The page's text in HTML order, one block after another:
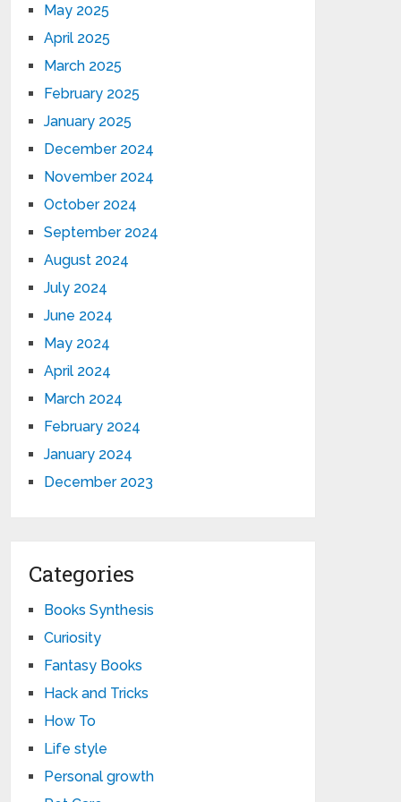
May 2025
April 2025
March 2025
February 2025
January 2025
December 2024
November 2024
October 2024
September 2024
August 2024
July 2024
June 2024
May 2024
April 2024
March 2024
February 2024
January 2024
December 2023
Categories
Books Synthesis
Curiosity
Fantasy Books
Hack and Tricks
How To
Life style
Personal growth